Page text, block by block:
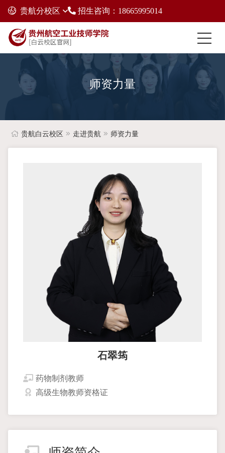
贵航分校区 招生咨询：18665995014
师资力量
贵航白云校区 走进贵航 师资力量
石翠筠
药物制剂教师
高级生物教师资格证